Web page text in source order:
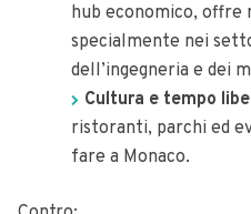
hub economico,
specialmente nei
dell’ingegneria e dei
Cultura e tempo
ristoranti, parchi ed
fare a Monaco.